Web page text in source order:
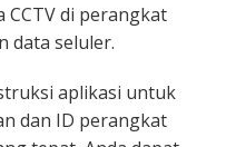
di perangkat
data seluler.
aplikasi untuk
dan ID perangkat